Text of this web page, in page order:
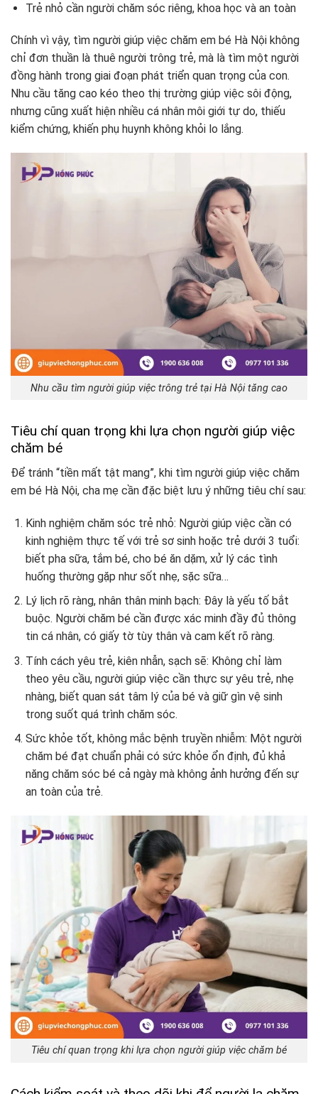
Trẻ nhỏ cần người chăm sóc riêng, khoa học và an toàn
Chính vì vậy, tìm người giúp việc chăm em bé Hà Nội không
chỉ đơn thuần là thuê người trông trẻ, mà là tìm một người
đồng hành trong giai đoạn phát triển quan trọng của con.
Nhu cầu tăng cao kéo theo thị trường giúp việc sôi động,
nhưng cũng xuất hiện nhiều cá nhân môi giới tự do, thiếu
kiểm chứng, khiến phụ huynh không khỏi lo lắng.
Nhu cầu tìm người giúp việc trông trẻ tại Hà Nội tăng cao
Tiêu chí quan trọng khi lựa chọn người giúp việc
chăm bé
Để tránh “tiền mất tật mang”, khi tìm người giúp việc chăm
em bé Hà Nội, cha mẹ cần đặc biệt lưu ý những tiêu chí sau:
Kinh nghiệm chăm sóc trẻ nhỏ: Người giúp việc cần có
kinh nghiệm thực tế với trẻ sơ sinh hoặc trẻ dưới 3 tuổi:
biết pha sữa, tắm bé, cho bé ăn dặm, xử lý các tình
huống thường gặp như sốt nhẹ, sặc sữa…
Lý lịch rõ ràng, nhân thân minh bạch: Đây là yếu tố bắt
buộc. Người chăm bé cần được xác minh đầy đủ thông
tin cá nhân, có giấy tờ tùy thân và cam kết rõ ràng.
Tính cách yêu trẻ, kiên nhẫn, sạch sẽ: Không chỉ làm
theo yêu cầu, người giúp việc cần thực sự yêu trẻ, nhẹ
nhàng, biết quan sát tâm lý của bé và giữ gìn vệ sinh
trong suốt quá trình chăm sóc.
Sức khỏe tốt, không mắc bệnh truyền nhiễm: Một người
chăm bé đạt chuẩn phải có sức khỏe ổn định, đủ khả
năng chăm sóc bé cả ngày mà không ảnh hưởng đến sự
an toàn của trẻ.
Tiêu chí quan trọng khi lựa chọn người giúp việc chăm bé